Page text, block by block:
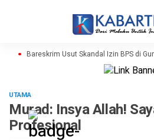
Bareskrim Usut Skandal Izin BPS di
UTAMA
Murad: Insya Allah!
Profesional